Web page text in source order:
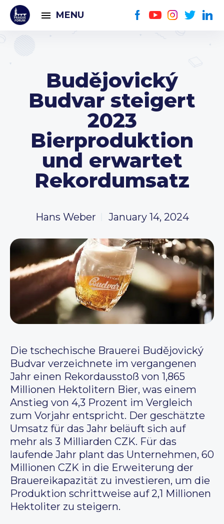
MENU
Budějovický
Budvar steigert
2023
Bierproduktion
und erwartet
Rekordumsatz
Hans Weber January 14, 2024
Die tschechische Brauerei Budějovický
Budvar verzeichnete im vergangenen
Jahr einen Rekordausstoß von 1,865
Millionen Hektolitern Bier, was einem
Anstieg von 4,3 Prozent im Vergleich
zum Vorjahr entspricht. Der geschätzte
Umsatz für das Jahr beläuft sich auf
mehr als 3 Milliarden CZK. Für das
laufende Jahr plant das Unternehmen, 60
Millionen CZK in die Erweiterung der
Brauereikapazität zu investieren, um die
Produktion schrittweise auf 2,1 Millionen
Hektoliter zu steigern.